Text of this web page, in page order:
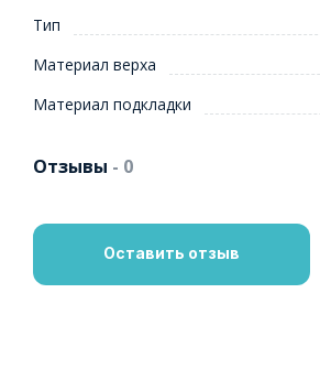
Тип
Материал верха
Материал подкладки
Отзывы - 0
Оставить отзыв